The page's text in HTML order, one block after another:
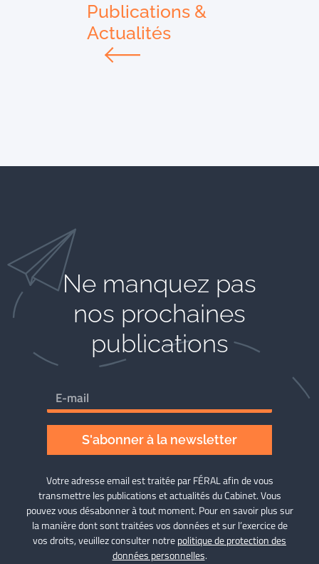
Publications &
Actualités
Ne manquez pas
nos prochaines
publications
S'abonner à la newsletter
Votre adresse email est traitée par FÉRAL afin de vous
transmettre les publications et actualités du Cabinet. Vous
pouvez vous désabonner à tout moment. Pour en savoir plus sur
la manière dont sont traitées vos données et sur l’exercice de
vos droits, veuillez consulter notrepolitique de protection des
données personnelles.